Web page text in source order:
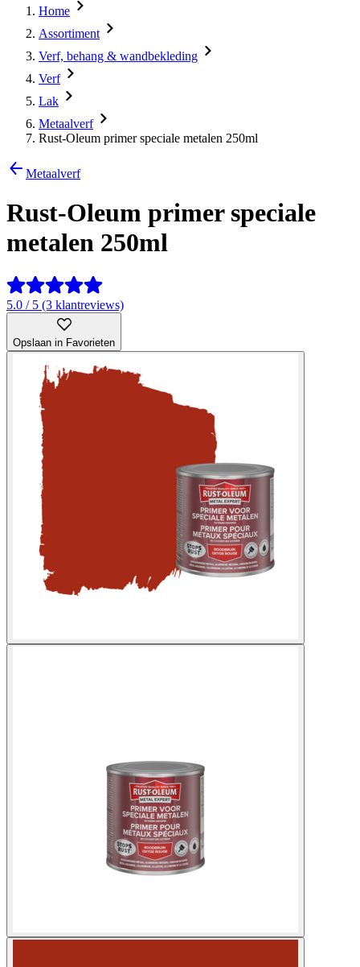
Home
Assortiment
Verf, behang & wandbekleding
Verf
Lak
Metaalverf
Rust-Oleum primer speciale metalen 250ml
Metaalverf
Rust-Oleum primer speciale
metalen 250ml
5.0 / 5 (3 klantreviews)
Opslaan in Favorieten